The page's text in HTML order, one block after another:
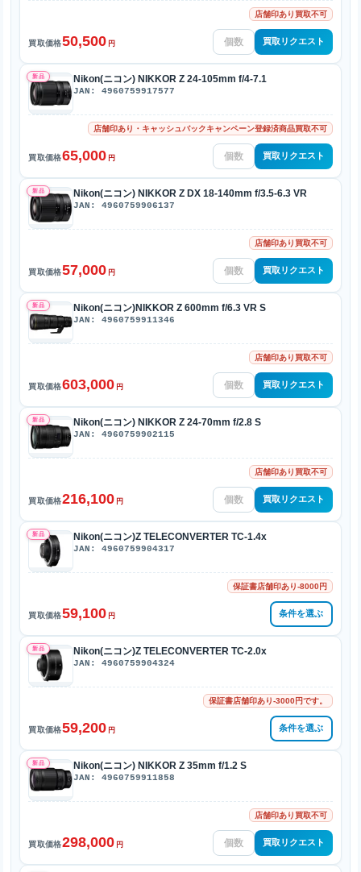
店舗印あり買取不可
買取価格50,500 円 買取リクエスト
新品 Nikon(ニコン) NIKKOR Z 24-105mm f/4-7.1
JAN: 4960759917577
店舗印あり・キャッシュバックキャンペーン登録済商品買取不可
買取価格65,000 円 買取リクエスト
新品 Nikon(ニコン) NIKKOR Z DX 18-140mm f/3.5-6.3 VR
JAN: 4960759906137
店舗印あり買取不可
買取価格57,000 円 買取リクエスト
新品 Nikon(ニコン)NIKKOR Z 600mm f/6.3 VR S
JAN: 4960759911346
店舗印あり買取不可
買取価格603,000 円 買取リクエスト
新品 Nikon(ニコン) NIKKOR Z 24-70mm f/2.8 S
JAN: 4960759902115
店舗印あり買取不可
買取価格216,100 円 買取リクエスト
新品 Nikon(ニコン)Z TELECONVERTER TC-1.4x
JAN: 4960759904317
保証書店舗印あり-8000円
買取価格59,100 円 条件を選ぶ
新品 Nikon(ニコン)Z TELECONVERTER TC-2.0x
JAN: 4960759904324
保証書店舗印あり-3000円です。
買取価格59,200 円 条件を選ぶ
新品 Nikon(ニコン) NIKKOR Z 35mm f/1.2 S
JAN: 4960759911858
店舗印あり買取不可
買取価格298,000 円 買取リクエスト